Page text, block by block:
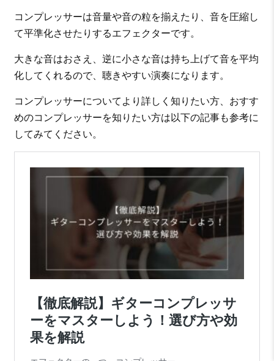
コンプレッサーは音量や音の粒を揃えたり、音を圧縮し
て平準化させたりするエフェクターです。
大きな音はおさえ、逆に小さな音は持ち上げて音を平均
化してくれるので、聴きやすい演奏になります。
コンプレッサーについてより詳しく知りたい方、おすす
めのコンプレッサーを知りたい方は以下の記事も参考に
してみてください。